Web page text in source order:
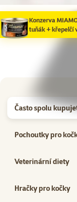
Konzerva
tuňák + křepelčí
Často spolu
Pochoutky pro
Veterinární diety
Hračky pro kočky